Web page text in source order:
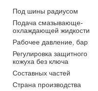
Под шины радиусом
Подача смазывающе-
охлаждающей жидкости
Рабочее давление, бар
Регулировка защитного
кожуха без ключа
Составных частей
Страна производства